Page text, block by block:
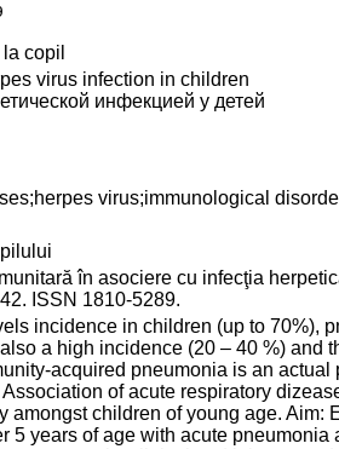
copil
virus infection in children
инфекцией у детей
virus;immunological
în asociere cu infecţia
ISSN 1810-5289.
incidence in children (up to 70%),
a high incidence (20 – 40 %) and
acquired pneumonia is an actual
of acute respiratory
children of young age. Aim:
years of age with acute pneumonia